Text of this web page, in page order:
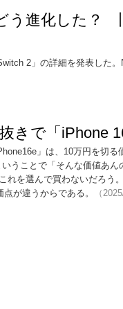
う進化した？
2」の詳細を発表した
きで「iPhone
」は、10万円を切
うことで「そんな価値あ
れを選んで買わないだろう
が違うからである。
（